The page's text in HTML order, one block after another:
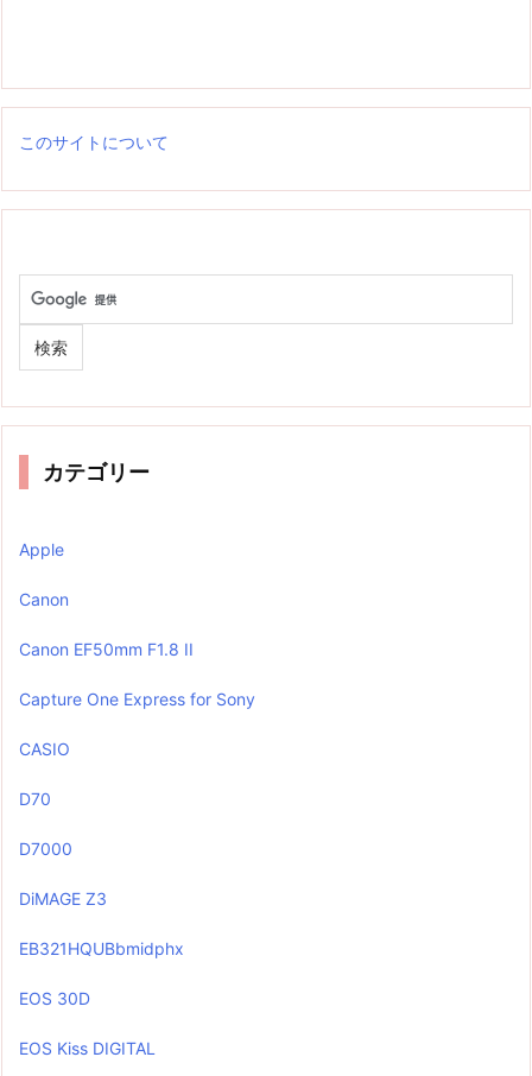
このサイトについて
カテゴリー
Apple
Canon
Canon EF50mm F1.8 II
Capture One Express for Sony
CASIO
D70
D7000
DiMAGE Z3
EB321HQUBbmidphx
EOS 30D
EOS Kiss DIGITAL